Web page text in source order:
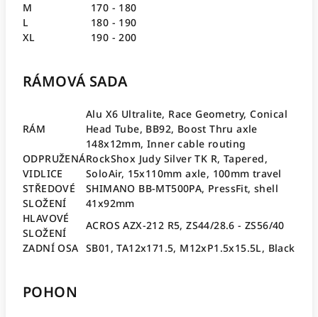
M
170 - 180
L
180 - 190
XL
190 - 200
RÁMOVÁ SADA
RÁM
Alu X6 Ultralite, Race Geometry, Conical
Head Tube, BB92, Boost Thru axle
148x12mm, Inner cable routing
ODPRUŽENÁ
VIDLICE
RockShox Judy Silver TK R, Tapered,
SoloAir, 15x110mm axle, 100mm travel
STŘEDOVÉ
SLOŽENÍ
SHIMANO BB-MT500PA, PressFit, shell
41x92mm
HLAVOVÉ
SLOŽENÍ
ACROS AZX-212 R5, ZS44/28.6 - ZS56/40
ZADNÍ OSA SB01, TA12x171.5, M12xP1.5x15.5L, Black
POHON